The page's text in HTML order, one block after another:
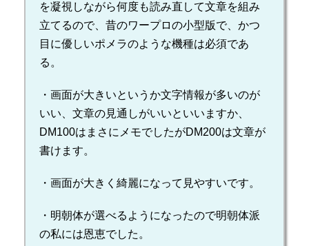
を凝視しながら何度も読み直して文章を組み
立てるので、昔のワープロの小型版で、かつ
目に優しいポメラのような機種は必須であ
る。
・画面が大きいというか文字情報が多いのが
いい、文章の見通しがいいといいますか、
DM100はまさにメモでしたがDM200は文章が
書けます。
・画面が大きく綺麗になって見やすいです。
・明朝体が選べるようになったので明朝体派
の私には恩恵でした。